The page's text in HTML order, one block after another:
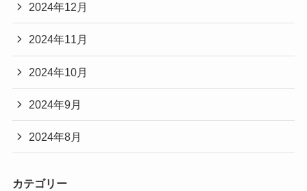
2024年12月
2024年11月
2024年10月
2024年9月
2024年8月
カテゴリー